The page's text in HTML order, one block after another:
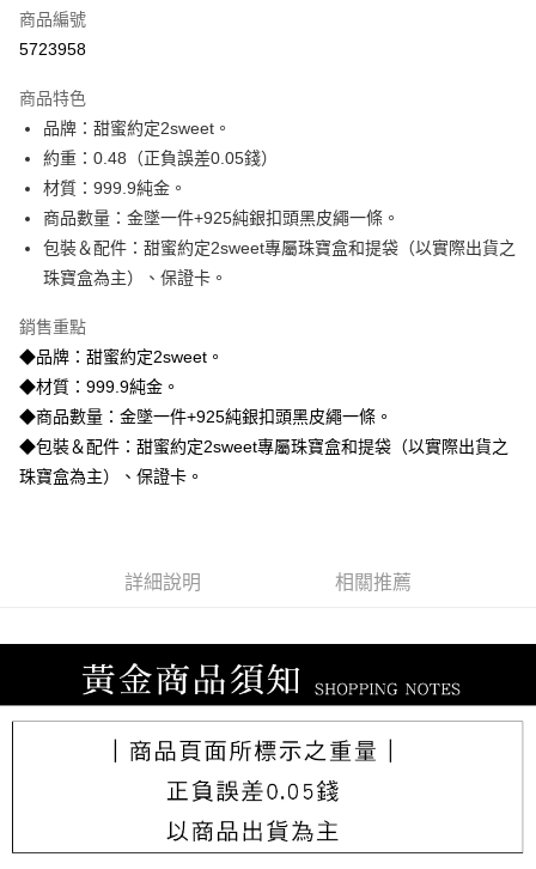
信用卡分期付款
合作金庫商業銀行
華南商業銀行
上海商業儲蓄銀行
國泰世華商業銀行
臺灣中小企業銀行
台中商業銀行
匯豐（台灣）商業銀行
華泰商業銀行
聯邦商業銀行
遠東國際商業銀行
元大商業銀行
台新國際商業銀行
台灣樂天信用卡公司
6 期 0 利率 每期
華南商業銀行
上海商業儲蓄銀行
國泰世華商業銀行
兆豐國際商業銀行
臺灣中小企業銀行
台中商業銀行
匯豐（台灣）商業銀行
元大商業銀行
玉山商業銀行
台灣樂天信用卡公司
LINE Pay
Apple Pay
街口支付
悠遊付
ATM付款
運送方式
宅配
每筆NT$80，滿NT$1,000(含以上)免運費
商品編號
5723958
商品特色
品牌：甜蜜約定2sweet。
約重：0.48（正負誤差0.05錢）
材質：999.9純金。
商品數量：金墜一件+925純銀扣頭黑皮繩一條。
包裝＆配件：甜蜜約定2sweet專屬珠寶盒和提袋（以實際出貨之
珠寶盒為主）、保證卡。
銷售重點
◆品牌：甜蜜約定2sweet。
◆材質：999.9純金。
◆商品數量：金墜一件+925純銀扣頭黑皮繩一條。
◆包裝＆配件：甜蜜約定2sweet專屬珠寶盒和提袋（以實際出貨之
珠寶盒為主）、保證卡。
詳細說明 相關推薦